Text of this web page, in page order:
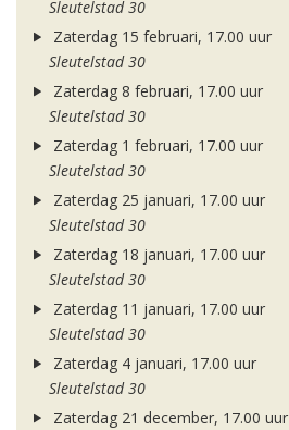
Sleutelstad 30
Zaterdag 15 februari, 17.00 uur
Sleutelstad 30
Zaterdag 8 februari, 17.00 uur
Sleutelstad 30
Zaterdag 1 februari, 17.00 uur
Sleutelstad 30
Zaterdag 25 januari, 17.00 uur
Sleutelstad 30
Zaterdag 18 januari, 17.00 uur
Sleutelstad 30
Zaterdag 11 januari, 17.00 uur
Sleutelstad 30
Zaterdag 4 januari, 17.00 uur
Sleutelstad 30
Zaterdag 21 december, 17.00 uur